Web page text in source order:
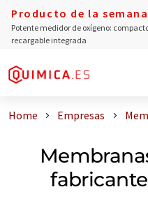
Producto de la semana
Potente medidor de oxígeno:
recargable integrada
Home Empresas